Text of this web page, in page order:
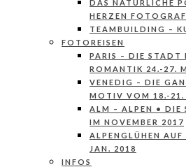
DAS NATÜRLICHE
HERZEN
TEAMBUILDING –
FOTOREISEN
PARIS – DIE STADT
ROMANTIK 24.-27.
VENEDIG – DIE
MOTIV VOM 18.-21.
ALM – ALPEN • DIE
IM NOVEMBER 2017
ALPENGLÜHEN
JAN. 2018
INFOS